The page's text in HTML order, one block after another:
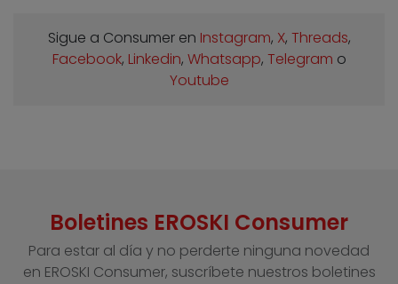
Sigue a Consumer en Instagram, X, Threads,
Facebook, Linkedin, Whatsapp, Telegram o
Youtube
Boletines EROSKI Consumer
Para estar al día y no perderte ninguna novedad
en EROSKI Consumer, suscríbete nuestros boletines